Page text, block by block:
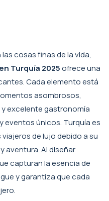
cosas finas de la vida,
Turquía 2025ofrece una
Cada elemento está
asombrosos,
excelente gastronomía
eventos únicos. Turquía es
de lujo debido a su
aventura. Al diseñar
capturan la esencia de
y garantiza que cada